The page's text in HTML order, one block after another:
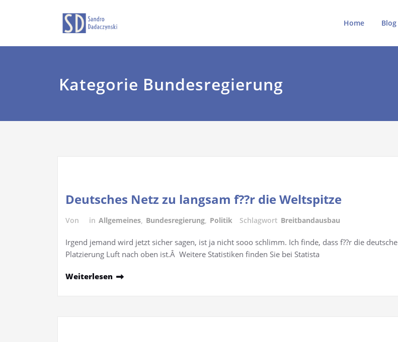
Home Blog
Kategorie Bundesregierung
Deutsches Netz zu langsam f??r die Weltspitze
Von in Allgemeines, Bundesregierung, Politik Schlagwort Breitbandausbau
Irgend jemand wird jetzt sicher sagen, ist ja nicht sooo schlimm. Ich finde, dass f??r die deutsche
Platzierung Luft nach oben ist.Â Weitere Statistiken finden Sie bei Statista
Weiterlesen